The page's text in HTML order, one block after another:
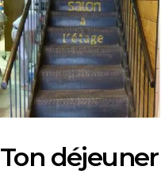
Ton